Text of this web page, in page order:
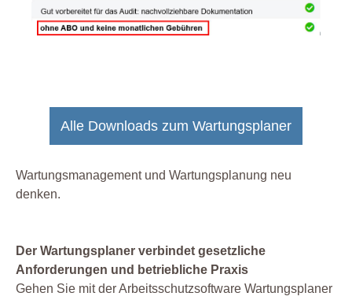
Alle Downloads zum Wartungsplaner
Wartungsmanagement und Wartungsplanung neu
denken.
Der Wartungsplaner verbindet gesetzliche
Anforderungen und betriebliche Praxis
Gehen Sie mit der Arbeitsschutzsoftware Wartungsplaner